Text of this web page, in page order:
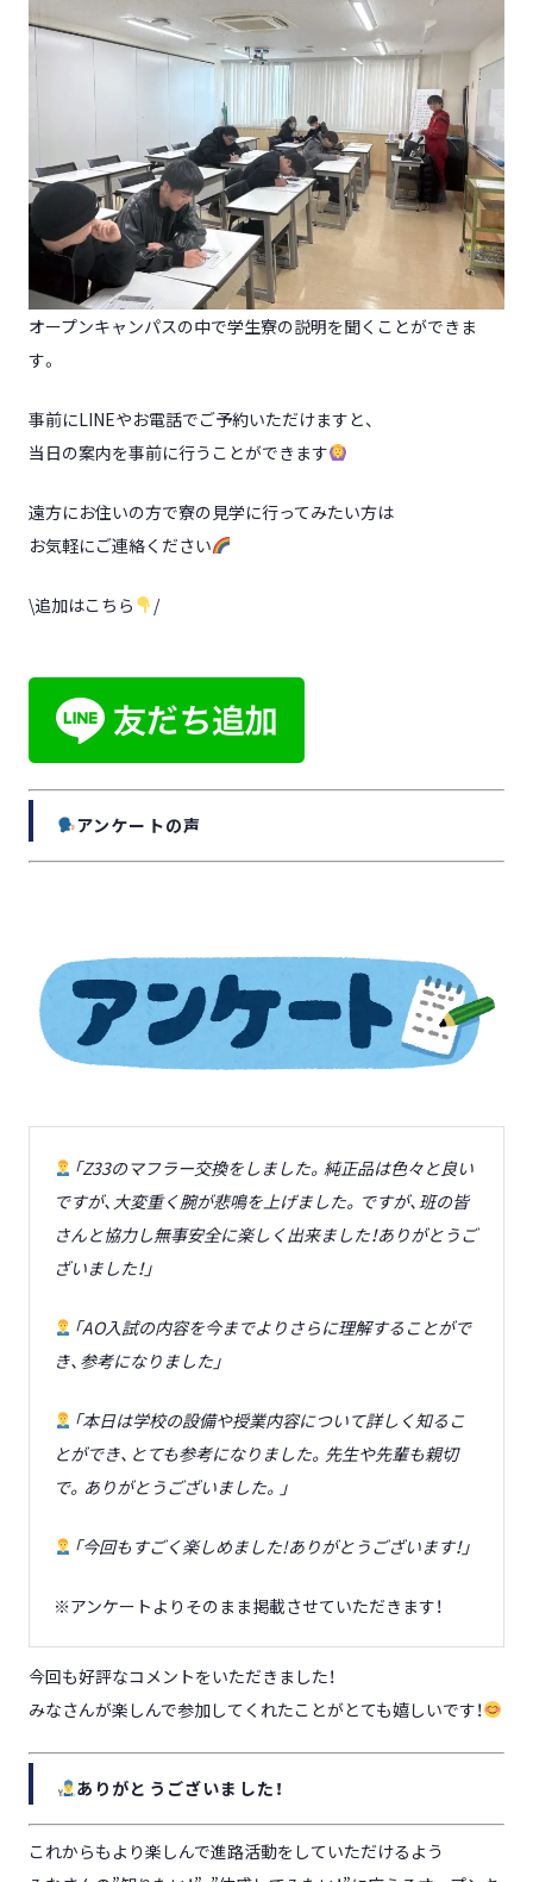
オープンキャンパスの中で学生寮の説明を聞くことができま
す。
事前にLINEやお電話でご予約いただけますと、
当日の案内を事前に行うことができます
遠方にお住いの方で寮の見学に行ってみたい方は
お気軽にご連絡ください
\追加はこちら /
アンケートの声
「Z33のマフラー交換をしました。純正品は色々と良い
ですが、大変重く腕が悲鳴を上げました。ですが、班の皆
さんと協力し無事安全に楽しく出来ました！ありがとうご
ざいました！」
「AO入試の内容を今までよりさらに理解することがで
き、参考になりました」
「本日は学校の設備や授業内容について詳しく知るこ
とができ、とても参考になりました。先生や先輩も親切
で。ありがとうございました。」
「今回もすごく楽しめました!ありがとうございます！」
※アンケートよりそのまま掲載させていただきます！
今回も好評なコメントをいただきました！
みなさんが楽しんで参加してくれたことがとても嬉しいです！
ありがとうございました！
これからもより楽しんで進路活動をしていただけるよう